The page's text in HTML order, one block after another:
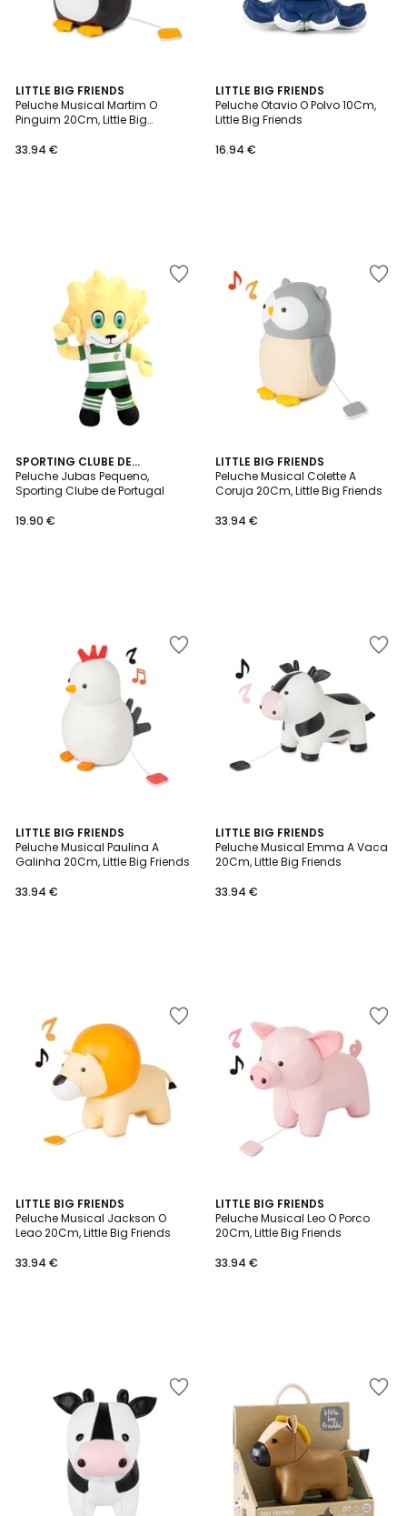
LITTLE BIG FRIENDS
Peluche Musical Martim O
Pinguim 20Cm, Little Big
33.94 €
LITTLE BIG FRIENDS
Peluche Otavio O Polvo 10Cm,
Little Big Friends
16.94 €
SPORTING CLUBE DE
PORTUGAL
Peluche Jubas Pequeno,
Sporting Clube de Portugal
19.90 €
LITTLE BIG FRIENDS
Peluche Musical Colette A
Coruja 20Cm, Little Big Friends
33.94 €
LITTLE BIG FRIENDS
Peluche Musical Paulina A
Galinha 20Cm, Little Big Friends
33.94 €
LITTLE BIG FRIENDS
Peluche Musical Emma A Vaca
20Cm, Little Big Friends
33.94 €
LITTLE BIG FRIENDS
Peluche Musical Jackson O
Leao 20Cm, Little Big Friends
33.94 €
LITTLE BIG FRIENDS
Peluche Musical Leo O Porco
20Cm, Little Big Friends
33.94 €